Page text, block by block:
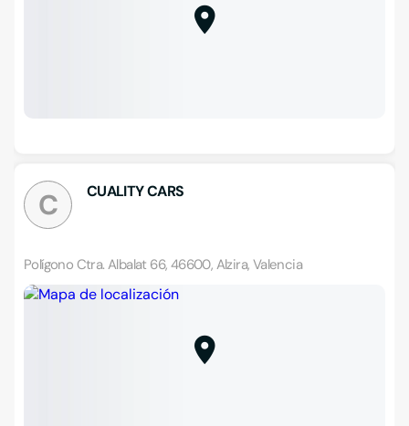
C CUALITY CARS
Polígono Ctra. Albalat 66, 46600, Alzira, Valencia